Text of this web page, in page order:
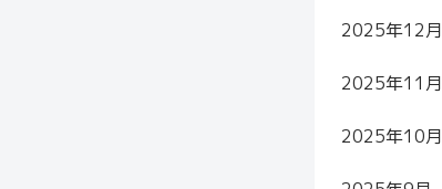
2025年12月
2025年11月
2025年10月